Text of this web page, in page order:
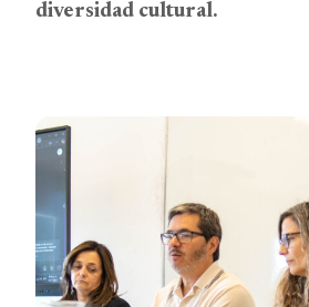
diversidad cultural.